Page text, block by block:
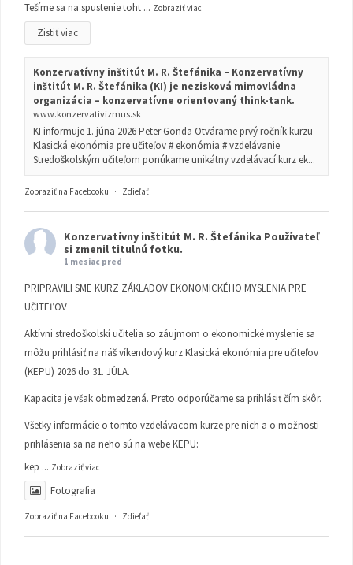
Tešíme sa na spustenie toht ... Zobraziť viac
Zistiť viac
Konzervatívny inštitút M. R. Štefánika – Konzervatívny
inštitút M. R. Štefánika (KI) je nezisková mimovládna
organizácia – konzervatívne orientovaný think-tank.
www.konzervativizmus.sk
KI informuje 1. júna 2026 Peter Gonda Otvárame prvý ročník kurzu
Klasická ekonómia pre učiteľov # ekonómia # vzdelávanie
Stredoškolským učiteľom ponúkame unikátny vzdelávací kurz ek...
Zobraziť na Facebooku · Zdieľať
Konzervatívny inštitút M. R. Štefánika Používateľ
si zmenil titulnú fotku.
1 mesiac pred
PRIPRAVILI SME KURZ ZÁKLADOV EKONOMICKÉHO MYSLENIA PRE
UČITEĽOV
Aktívni stredoškolskí učitelia so záujmom o ekonomické myslenie sa
môžu prihlásiť na náš víkendový kurz Klasická ekonómia pre učiteľov
(KEPU) 2026 do 31. JÚLA.
Kapacita je však obmedzená. Preto odporúčame sa prihlásiť čím skôr.
Všetky informácie o tomto vzdelávacom kurze pre nich a o možnosti
prihlásenia sa na neho sú na webe KEPU:
kep ... Zobraziť viac
Fotografia
Zobraziť na Facebooku · Zdieľať